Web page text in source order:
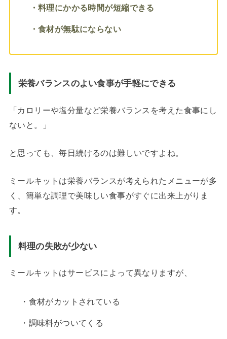
・料理にかかる時間が短縮できる
・食材が無駄にならない
栄養バランスのよい食事が手軽にできる
「カロリーや塩分量など栄養バランスを考えた食事にし
ないと。」
と思っても、毎日続けるのは難しいですよね。
ミールキットは栄養バランスが考えられたメニューが多
く、簡単な調理で美味しい食事がすぐに出来上がりま
す。
料理の失敗が少ない
ミールキットはサービスによって異なりますが、
・食材がカットされている
・調味料がついてくる